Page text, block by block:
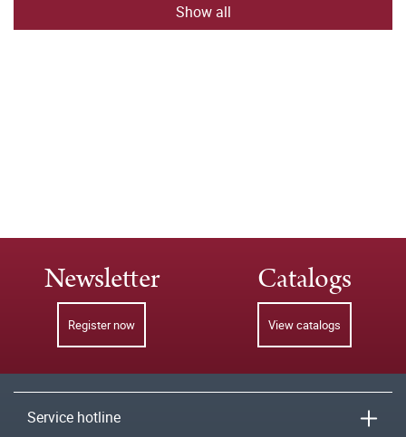
Show all
Newsletter
Register now
Catalogs
View catalogs
Service hotline